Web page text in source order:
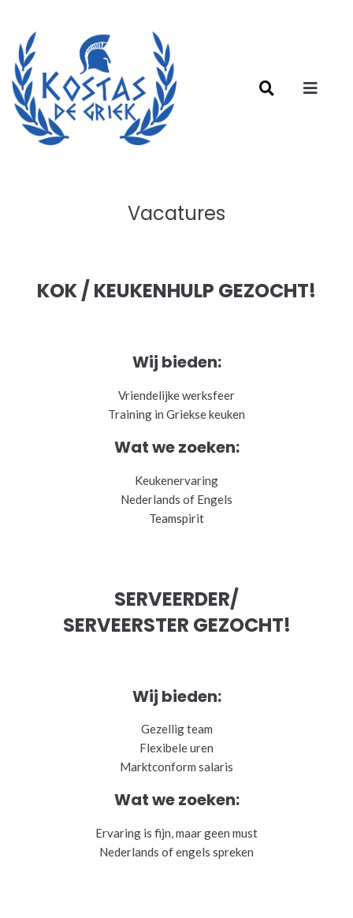
Vacatures
KOK / KEUKENHULP GEZOCHT!
Wij bieden:
Vriendelijke werksfeer
Training in Griekse keuken
Wat we zoeken:
Keukenervaring
Nederlands of Engels
Teamspirit
SERVEERDER/
SERVEERSTER GEZOCHT!
Wij bieden:
Gezellig team
Flexibele uren
Marktconform salaris
Wat we zoeken:
Ervaring is fijn, maar geen must
Nederlands of engels spreken